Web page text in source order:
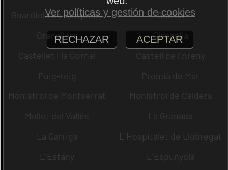
Guardiola de Berguedà
Gualba
Granollers
Gironella
Castellet i la Gornal
Castell de l´Areny
Puig-reig
Premià de Mar
Monistrol de Montserrat
Monistrol de Calders
Mollet del Vallès
La Granada
La Garriga
L´Hospitalet de Llobregat
L´Estany
L´Espunyola
Ver políticas y gestión de cookies
RECHAZAR ACEPTAR